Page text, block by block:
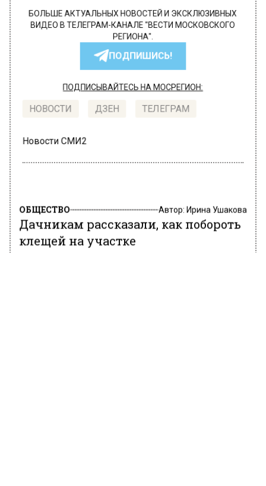
БОЛЬШЕ АКТУАЛЬНЫХ НОВОСТЕЙ И ЭКСКЛЮЗИВНЫХ
ВИДЕО В ТЕЛЕГРАМ-КАНАЛЕ "ВЕСТИ МОСКОВСКОГО
РЕГИОНА".
ПОДПИШИСЬ!
ПОДПИСЫВАЙТЕСЬ НА МОСРЕГИОН:
НОВОСТИ ДЗЕН ТЕЛЕГРАМ
Новости СМИ2
ОБЩЕСТВО Автор: Ирина Ушакова
Дачникам рассказали, как побороть
клещей на участке